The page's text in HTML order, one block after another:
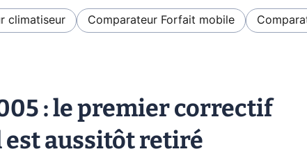
climatiseur Comparateur Forfait mobile
: le premier correctif
est aussitôt retiré